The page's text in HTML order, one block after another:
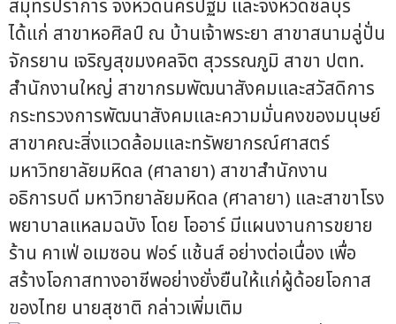
สมุทรปราการ จังหวัดนครปฐม และจังหวัดชลบุรี
ได้แก่ สาขาหอศิลป์ ณ บ้านเจ้าพระยา สาขาสนามลู่ปั่น
จักรยาน เจริญสุขมงคลจิต สุวรรณภูมิ สาขา ปตท.
สำนักงานใหญ่ สาขากรมพัฒนาสังคมและสวัสดิการ
กระทรวงการพัฒนาสังคมและความมั่นคงของมนุษย์
สาขาคณะสิ่งแวดล้อมและทรัพยากรณ์ศาสตร์
มหาวิทยาลัยมหิดล (ศาลายา) สาขาสำนักงาน
อธิการบดี มหาวิทยาลัยมหิดล (ศาลายา) และสาขาโรง
พยาบาลแหลมฉบัง โดย โออาร์ มีแผนงานการขยาย
ร้าน คาเฟ่ อเมซอน ฟอร์ แช้นส์ อย่างต่อเนื่อง เพื่อ
สร้างโอกาสทางอาชีพอย่างยั่งยืนให้แก่ผู้ด้อยโอกาส
ของไทย นายสุชาติ กล่าวเพิ่มเติม